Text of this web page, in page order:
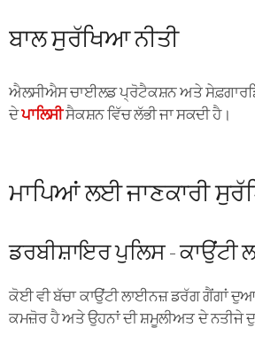
ਬਾਲ ਸੁਰੱਖਿਆ ਨੀਤੀ
ਐਲਸੀਐਸ ਚਾਈਲਡ ਪ੍ਰੋਟੈਕਸ਼ਨ ਅਤੇ
ਦੇਪਾਲਿਸੀਸੈਕਸ਼ਨ ਵਿੱਚ ਲੱਭੀ ਜਾ ਸਕਦੀ ਹੈ।
ਮਾਪਿਆਂ ਲਈ ਜਾਣਕਾਰੀ
ਡਰਬੀਸ਼ਾਇਰ ਪੁਲਿਸ - ਕਾਉਂਟੀ
ਕੋਈ ਵੀ ਬੱਚਾ ਕਾਉਂਟੀ ਲਾਈਨਜ਼ ਡਰੱਗ ਗੈਂਗਾਂ
ਕਮਜ਼ੋਰ ਹੈ ਅਤੇ ਉਹਨਾਂ ਦੀ ਸ਼ਮੂਲੀਅਤ ਦੇ ਨਤੀਜੇ